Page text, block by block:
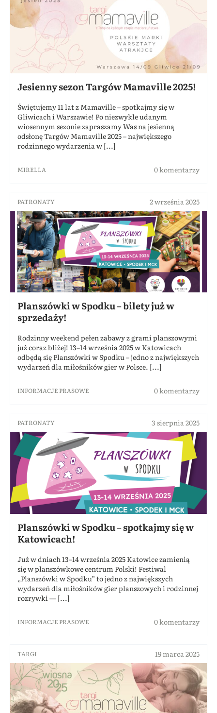
Jesienny sezon Targów Mamaville 2025!
Świętujemy 11 lat z Mamaville – spotkajmy się w
Gliwicach i Warszawie! Po niezwykle udanym
wiosennym sezonie zapraszamy Was na jesienną
odsłonę Targów Mamaville 2025 – największego
rodzinnego wydarzenia w [...]
MIRELLA 0 komentarzy
PATRONATY 2 września 2025
Planszówki w Spodku – bilety już w
sprzedaży!
Rodzinny weekend pełen zabawy z grami planszowymi
już coraz bliżej! 13–14 września 2025 w Katowicach
odbędą się Planszówki w Spodku – jedno z największych
wydarzeń dla miłośników gier w Polsce. [...]
INFORMACJE PRASOWE 0 komentarzy
PATRONATY 3 sierpnia 2025
Planszówki w Spodku – spotkajmy się w
Katowicach!
Już w dniach 13–14 września 2025 Katowice zamienią
się w planszówkowe centrum Polski! Festiwal
„Planszówki w Spodku” to jedno z największych
wydarzeń dla miłośników gier planszowych i rodzinnej
rozrywki — [...]
INFORMACJE PRASOWE 0 komentarzy
TARGI 19 marca 2025